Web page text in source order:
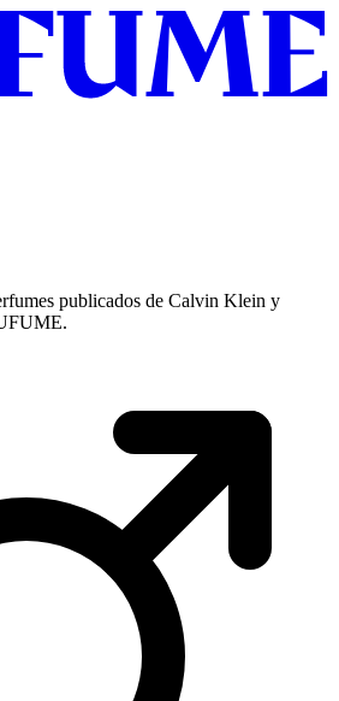
publicados de Calvin Klein y